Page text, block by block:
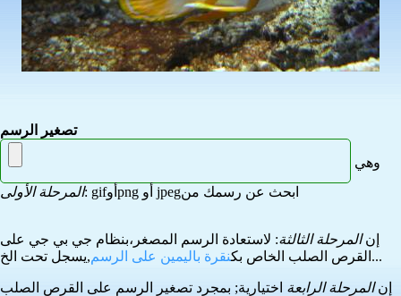
تصغير الرسم
وهي
المرحلة الأولى
: gifأوpng أو jpegابحث عن رسمك من
إنالمرحلة الثالثة: لاستعادة الرسم المصغر،بنظام جي بي جي على
القرص الصلب الخاص بكنقرة باليمين على الرسم ,يسجل تحت الخ...
إنالمرحلة الرابعة اختيارية; بمجرد تصغير الرسم على القرص الصلب